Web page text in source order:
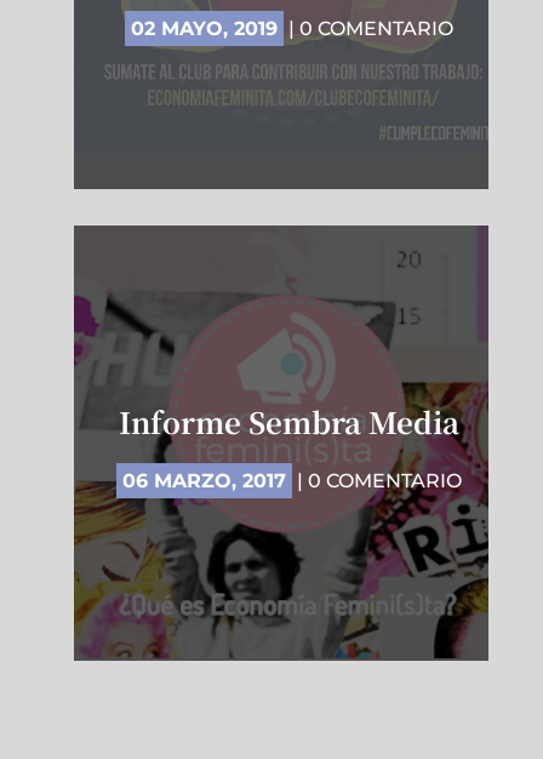
02 MAYO, 2019 | 0 COMENTARIO
Informe Sembra Media
06 MARZO, 2017 | 0 COMENTARIO